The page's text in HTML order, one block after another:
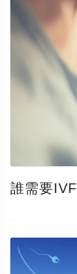
誰需要IVF